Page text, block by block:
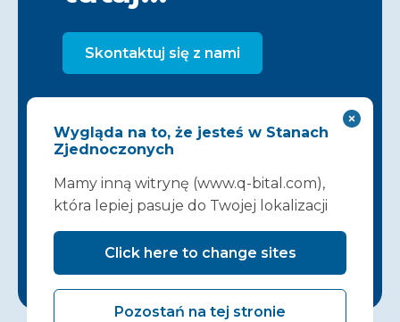
Skontaktuj się z nami
Wygląda na to, że jesteś w Stanach
Zjednoczonych
Mamy inną witrynę (www.q-bital.com),
która lepiej pasuje do Twojej lokalizacji
Click here to change sites
Pozostań na tej stronie